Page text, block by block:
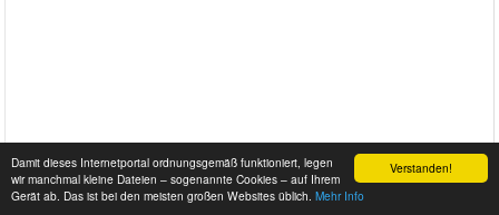
Verstanden!
Damit dieses Internetportal ordnungsgemäß funktioniert, legen
wir manchmal kleine Dateien – sogenannte Cookies – auf Ihrem
Gerät ab. Das ist bei den meisten großen Websites üblich. Mehr Info